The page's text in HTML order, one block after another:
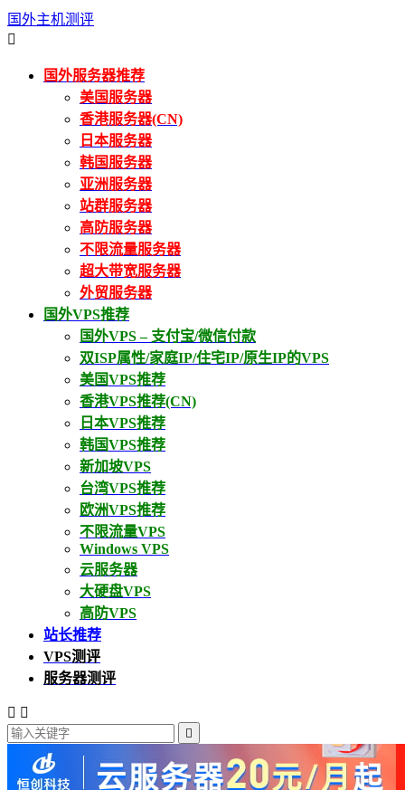
国外主机测评

国外服务器推荐
美国服务器
香港服务器(CN)
日本服务器
韩国服务器
亚洲服务器
站群服务器
高防服务器
不限流量服务器
超大带宽服务器
外贸服务器
国外VPS推荐
国外VPS – 支付宝/微信付款
双ISP属性/家庭IP/住宅IP/原生IP的VPS
美国VPS推荐
香港VPS推荐(CN)
日本VPS推荐
韩国VPS推荐
新加坡VPS
台湾VPS推荐
欧洲VPS推荐
不限流量VPS
Windows VPS
云服务器
大硬盘VPS
高防VPS
站长推荐
VPS测评
服务器测评
 
